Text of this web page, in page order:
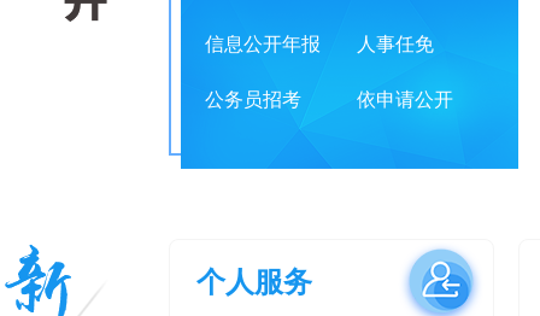
信息公开年报 人事任免
公务员招考 依申请公开
个人服务